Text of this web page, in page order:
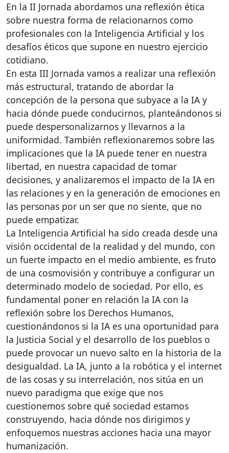
En la II Jornada abordamos una reflexión ética
sobre nuestra forma de relacionarnos como
profesionales con la Inteligencia Artificial y los
desafíos éticos que supone en nuestro ejercicio
cotidiano.
En esta III Jornada vamos a realizar una reflexión
más estructural, tratando de abordar la
concepción de la persona que subyace a la IA y
hacia dónde puede conducirnos, planteándonos si
puede despersonalizarnos y llevarnos a la
uniformidad. También reflexionaremos sobre las
implicaciones que la IA puede tener en nuestra
libertad, en nuestra capacidad de tomar
decisiones, y analizaremos el impacto de la IA en
las relaciones y en la generación de emociones en
las personas por un ser que no siente, que no
puede empatizar.
La Inteligencia Artificial ha sido creada desde una
visión occidental de la realidad y del mundo, con
un fuerte impacto en el medio ambiente, es fruto
de una cosmovisión y contribuye a configurar un
determinado modelo de sociedad. Por ello, es
fundamental poner en relación la IA con la
reflexión sobre los Derechos Humanos,
cuestionándonos si la IA es una oportunidad para
la Justicia Social y el desarrollo de los pueblos o
puede provocar un nuevo salto en la historia de la
desigualdad. La IA, junto a la robótica y el internet
de las cosas y su interrelación, nos sitúa en un
nuevo paradigma que exige que nos
cuestionemos sobre qué sociedad estamos
construyendo, hacia dónde nos dirigimos y
enfoquemos nuestras acciones hacia una mayor
humanización.